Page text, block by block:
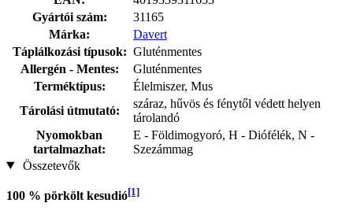
Gyártói szám:
31165
Márka:
Davert
Táplálkozási típusok: Gluténmentes
Allergén - Mentes:
Gluténmentes
Terméktípus:
Élelmiszer, Mus
Tárolási útmutató:
száraz, hűvös és fénytől védett helyen
tárolandó
Nyomokban
tartalmazhat:
E - Földimogyoró, H - Diófélék, N -
Szezámmag
Összetevők
100 % pörkölt kesudió[1]